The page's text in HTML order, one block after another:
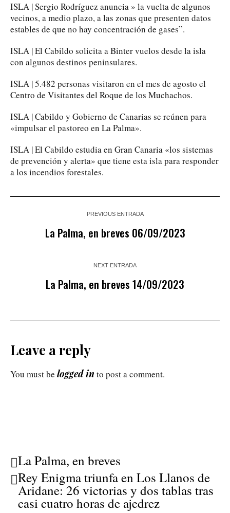
ISLA | Sergio Rodríguez anuncia » la vuelta de algunos
vecinos, a medio plazo, a las zonas que presenten datos
estables de que no hay concentración de gases”.
ISLA | El Cabildo solicita a Binter vuelos desde la isla
con algunos destinos peninsulares.
ISLA | 5.482 personas visitaron en el mes de agosto el
Centro de Visitantes del Roque de los Muchachos.
ISLA | Cabildo y Gobierno de Canarias se reúnen para
«impulsar el pastoreo en La Palma».
ISLA | El Cabildo estudia en Gran Canaria «los sistemas
de prevención y alerta» que tiene esta isla para responder
a los incendios forestales.
PREVIOUS ENTRADA
La Palma, en breves 06/09/2023
NEXT ENTRADA
La Palma, en breves 14/09/2023
Leave a reply
You must be logged in to post a comment.
La Palma, en breves
Rey Enigma triunfa en Los Llanos de
Aridane: 26 victorias y dos tablas tras
casi cuatro horas de ajedrez